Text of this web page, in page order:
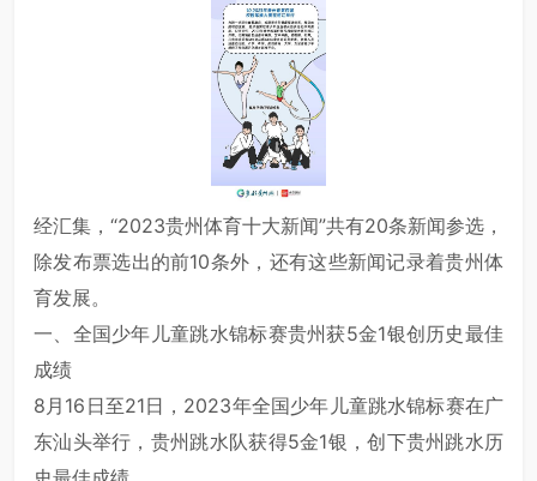
经汇集，“2023贵州体育十大新闻”共有20条新闻参选，
除发布票选出的前10条外，还有这些新闻记录着贵州体
育发展。
一、全国少年儿童跳水锦标赛贵州获5金1银创历史最佳
成绩
8月16日至21日，2023年全国少年儿童跳水锦标赛在广
东汕头举行，贵州跳水队获得5金1银，创下贵州跳水历